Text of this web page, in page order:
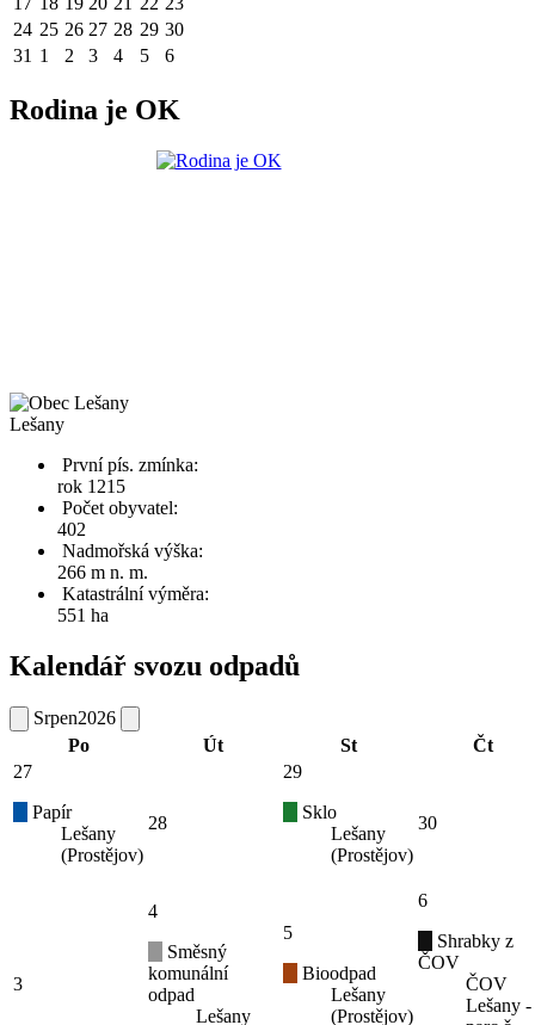
24 25 26 27 28 29 30
31 1 2 3 4 5 6
Rodina je OK
Lešany
První pís. zmínka:
rok 1215
Počet obyvatel:
402
Nadmořská výška:
266 m n. m.
Katastrální výměra:
551 ha
Kalendář svozu odpadů
Srpen2026
Po
Út St
Čt
27
Papír
Lešany
(Prostějov)
28
29
Sklo
Lešany
(Prostějov)
30
3
4
Směsný
komunální
odpad
Lešany
5
Bioodpad
Lešany
(Prostějov)
6
Shrabky z
ČOV
ČOV
Lešany -